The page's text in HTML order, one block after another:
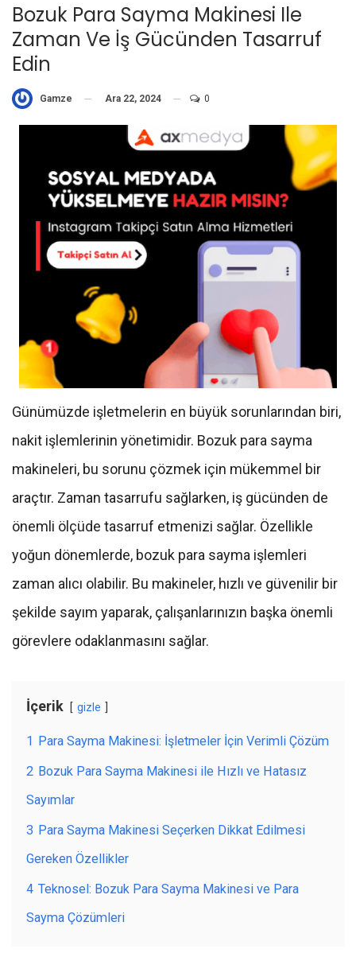
Bozuk Para Sayma Makinesi Ile
Zaman Ve İş Gücünden Tasarruf
Edin
Gamze Ara 22, 2024 0
Günümüzde işletmelerin en büyük sorunlarından biri,
nakit işlemlerinin yönetimidir. Bozuk para sayma
makineleri, bu sorunu çözmek için mükemmel bir
araçtır. Zaman tasarrufu sağlarken, iş gücünden de
önemli ölçüde tasarruf etmenizi sağlar. Özellikle
yoğun dönemlerde, bozuk para sayma işlemleri
zaman alıcı olabilir. Bu makineler, hızlı ve güvenilir bir
şekilde sayım yaparak, çalışanlarınızın başka önemli
görevlere odaklanmasını sağlar.
İçerik gizle
1 Para Sayma Makinesi: İşletmeler İçin Verimli Çözüm
2 Bozuk Para Sayma Makinesi ile Hızlı ve Hatasız
Sayımlar
3 Para Sayma Makinesi Seçerken Dikkat Edilmesi
Gereken Özellikler
4 Teknosel: Bozuk Para Sayma Makinesi ve Para
Sayma Çözümleri